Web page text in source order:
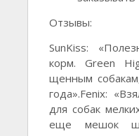
Отзывы:
SunKiss:
корм. Green
щенным
года».Fenix:
для собак
еще мешок